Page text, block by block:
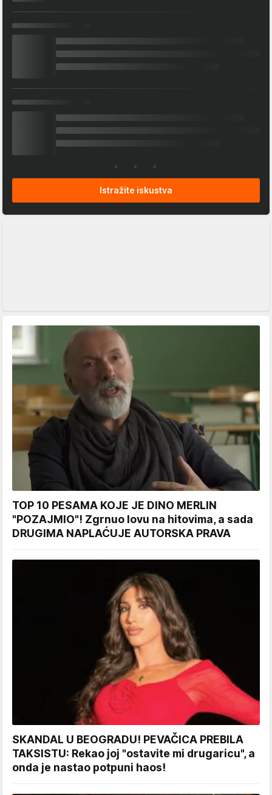
Istražite iskustva
TOP 10 PESAMA KOJE JE DINO MERLIN
"POZAJMIO"! Zgrnuo lovu na hitovima, a sada
DRUGIMA NAPLAĆUJE AUTORSKA PRAVA
SKANDAL U BEOGRADU! PEVAČICA PREBILA
TAKSISTU: Rekao joj "ostavite mi drugaricu", a
onda je nastao potpuni haos!